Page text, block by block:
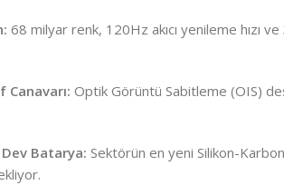
68 milyar renk, 120Hz akıcı yenileme hızı
Canavarı: Optik Görüntü Sabitleme (OIS)
Batarya: Sektörün en yeni Silikon-